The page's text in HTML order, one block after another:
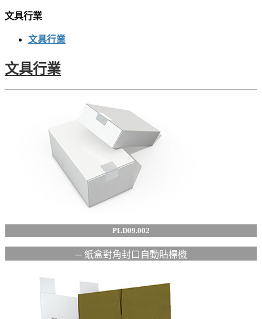
文具行業
文具行業
文具行業
PLD09.002
─ 紙盒對角封口自動貼標機